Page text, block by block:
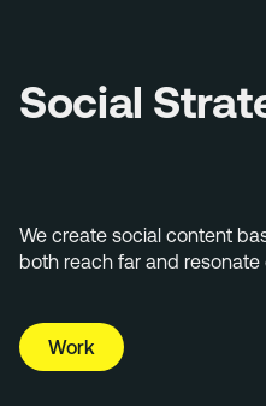
Social
We create social content
both reach far and resonate
Work